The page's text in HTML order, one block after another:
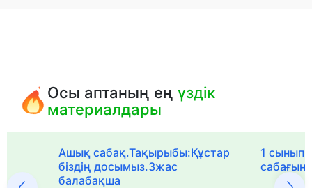
Осы аптаның еңүздік
материалдары
Ашық сабақ.Тақырыбы:Құстар
біздің досымыз.3жас
балабақша
1